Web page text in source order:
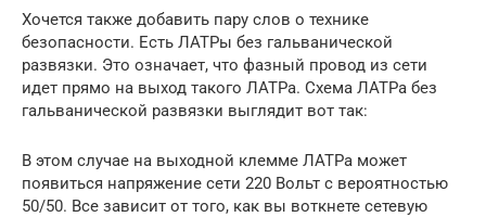
Хочется также добавить пару слов о технике
безопасности. Есть ЛАТРы без гальванической
развязки. Это означает, что фазный провод из сети
идет прямо на выход такого ЛАТРа. Схема ЛАТРа без
гальванической развязки выглядит вот так:
В этом случае на выходной клемме ЛАТРа может
появиться напряжение сети 220 Вольт с вероятностью
50/50. Все зависит от того, как вы воткнете сетевую